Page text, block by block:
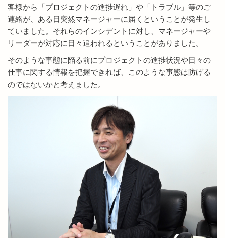
客様から「プロジェクトの進捗遅れ」や「トラブル」等のご
連絡が、ある日突然マネージャーに届くということが発生し
ていました。それらのインシデントに対し、マネージャーや
リーダーが対応に日々追われるということがありました。
そのような事態に陥る前にプロジェクトの進捗状況や日々の
仕事に関する情報を把握できれば、このような事態は防げる
のではないかと考えました。